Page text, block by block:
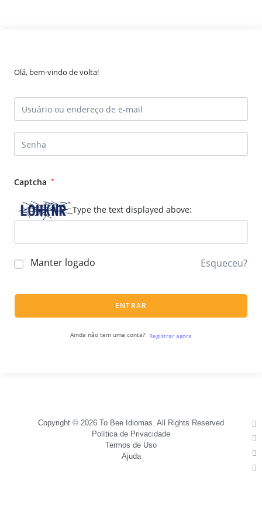
Olá, bem-vindo de volta!
Captcha *
Type the text displayed above:
Manter logado Esqueceu?
ENTRAR
Ainda não tem uma conta? Registrar agora
Copyright © 2026 To Bee Idiomas. All Rights Reserved
Política de Privacidade
Termos de Uso
Ajuda